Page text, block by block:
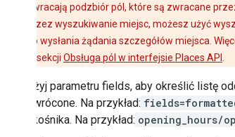
zwracają podzbiór pól, które są zwracane
przez wyszukiwanie miejsc, możesz użyć
do wysłania żądania szczegółów miejsca.
w sekcji Obsługa pól w interfejsie Places API
Użyj parametru fields, aby określić listę
zwrócone. Na przykład:
ukośnika. Na przykład: opening_hours/